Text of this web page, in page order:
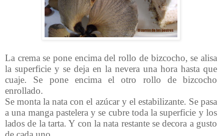
La crema se pone encima del rollo de bizcocho, se alisa
la superficie y se deja en la nevera una hora hasta que
cuaje. Se pone encima el otro rollo de bizcocho
enrollado.
Se monta la nata con el azúcar y el estabilizante. Se pasa
a una manga pastelera y se cubre toda la superficie y los
lados de la tarta. Y con la nata restante se decora a gusto